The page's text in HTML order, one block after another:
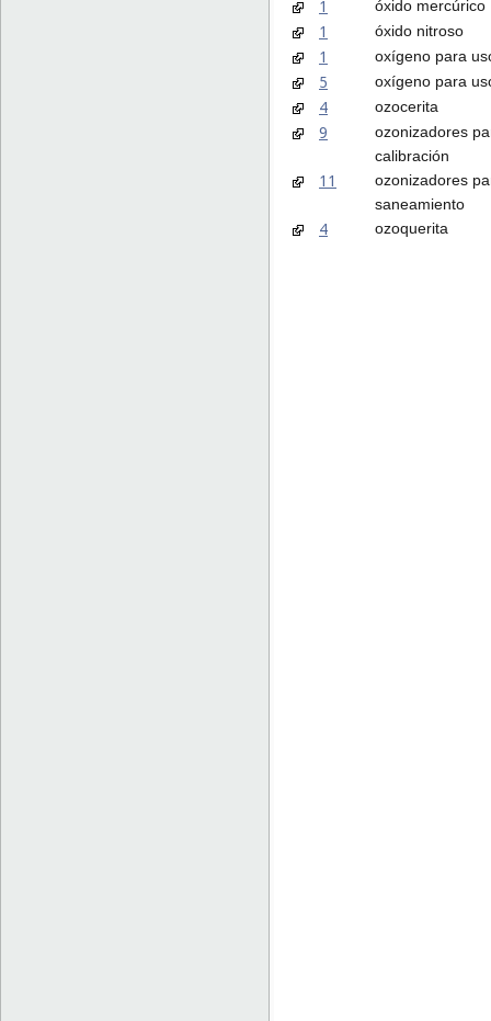
1 óxido mercúrico
1 óxido nitroso
1 oxígeno para
5 oxígeno para
4 ozocerita
9
ozonizadores
calibración
11
ozonizadores
saneamiento
4 ozoquerita